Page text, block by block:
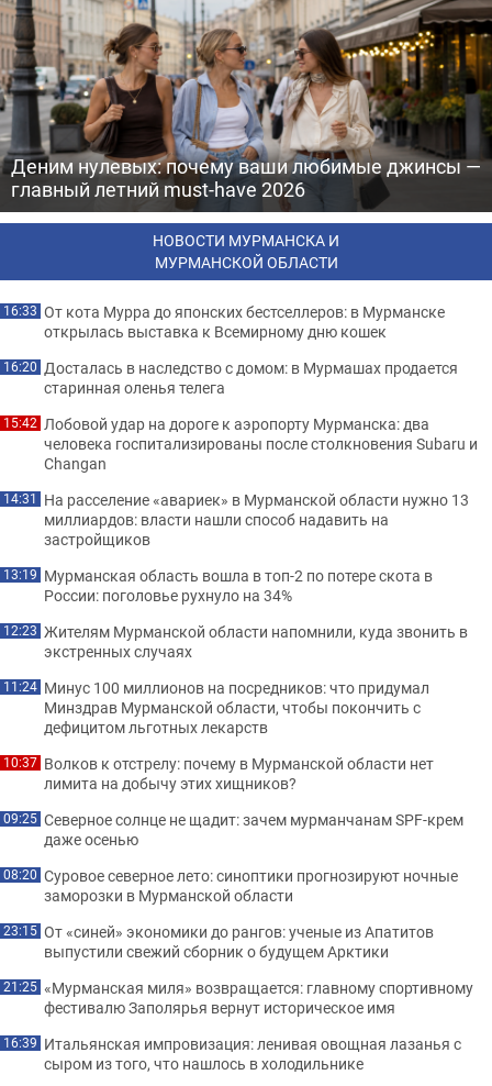
Деним нулевых: почему ваши любимые джинсы —
главный летний must-have 2026
НОВОСТИ МУРМАНСКА И
МУРМАНСКОЙ ОБЛАСТИ
16:33 От кота Мурра до японских бестселлеров: в Мурманске
открылась выставка к Всемирному дню кошек
16:20 Досталась в наследство с домом: в Мурмашах продается
старинная оленья телега
15:42 Лобовой удар на дороге к аэропорту Мурманска: два
человека госпитализированы после столкновения Subaru и
Changan
14:31 На расселение «авариек» в Мурманской области нужно 13
миллиардов: власти нашли способ надавить на
застройщиков
13:19 Мурманская область вошла в топ-2 по потере скота в
России: поголовье рухнуло на 34%
12:23 Жителям Мурманской области напомнили, куда звонить в
экстренных случаях
11:24 Минус 100 миллионов на посредников: что придумал
Минздрав Мурманской области, чтобы покончить с
дефицитом льготных лекарств
10:37 Волков к отстрелу: почему в Мурманской области нет
лимита на добычу этих хищников?
09:25 Северное солнце не щадит: зачем мурманчанам SPF-крем
даже осенью
08:20 Суровое северное лето: синоптики прогнозируют ночные
заморозки в Мурманской области
23:15 От «синей» экономики до рангов: ученые из Апатитов
выпустили свежий сборник о будущем Арктики
21:25 «Мурманская миля» возвращается: главному спортивному
фестивалю Заполярья вернут историческое имя
16:39 Итальянская импровизация: ленивая овощная лазанья с
сыром из того, что нашлось в холодильнике